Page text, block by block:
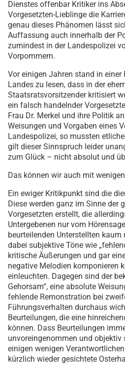
Dienstes offenbar Kritiker ins
Vorgesetzten-Lieblinge die
genau dieses Phänomen lässt
Auffassung auch innerhalb der
zumindest in der Landespolizei
Vorpommern.
Vor einigen Jahren stand in einer
Landes zu lesen, dass in der
Staatsratsvorsitzender kritisiert
ein falsch handelnder
Frau Dr. Merkel und ihre Politik
Weisungen und Vorgaben eines
Landespolizei, so mussten
gilt dieser Sinnspruch leider
zum Glück – nicht absolut und
Das können wir auch mit
Ein ewiger Kritikpunkt sind die
Diese werden ganz im Sinne der
Vorgesetzten erstellt, die
Untergebenen nur vom
beurteilenden Unterstellten
dabei subjektive Töne wie
kritische Äußerungen und gar
negative Melodien komponieren
einleuchten. Dagegen sind der
Gehorsam“, eine absolute
fehlende Remonstration bei
Führungsverhalten durchaus
Beurteilungen, die eine
können. Dass Beurteilungen
unvoreingenommen und objektiv
einigen wenigen
kürzlich wieder gesichtete